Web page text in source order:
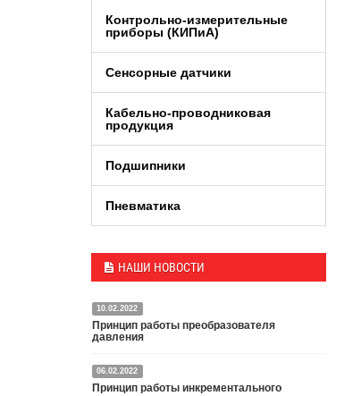
Контрольно-измерительные
приборы (КИПиA)
Сенсорные датчики
Кабельно-проводниковая
продукция
Подшипники
Пневматика
НАШИ НОВОСТИ
10.02.2022
Принцип работы преобразователя
давления
Датчик или преобразователь давления — это
специальное устройство, преобразующее
06.02.2022
Принцип работы инкрементального